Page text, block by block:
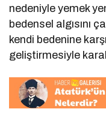
nedeniyle yemek
bedensel algısını
kendi bedenine
geliştirmesiyle